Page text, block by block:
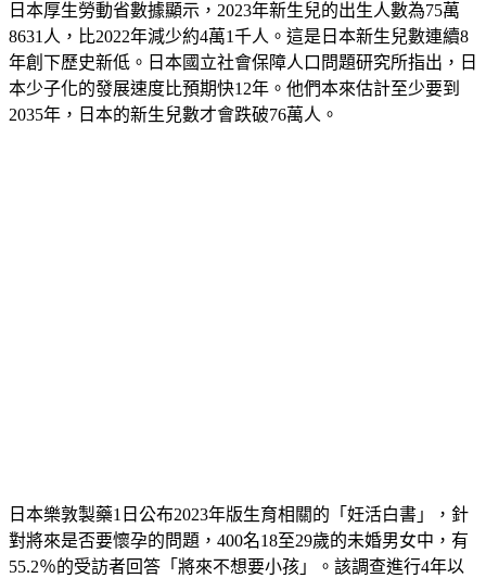
日本厚生勞動省數據顯示，2023年新生兒的出生人數為75萬
8631人，比2022年減少約4萬1千人。這是日本新生兒數連續8
年創下歷史新低。日本國立社會保障人口問題研究所指出，日
本少子化的發展速度比預期快12年。他們本來估計至少要到
2035年，日本的新生兒數才會跌破76萬人。
日本樂敦製藥1日公布2023年版生育相關的「妊活白書」，針
對將來是否要懷孕的問題，400名18至29歲的未婚男女中，有
55.2％的受訪者回答「將來不想要小孩」。該調查進行4年以